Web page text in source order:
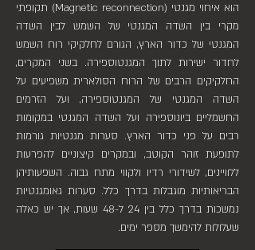
הוא איחוי מגנטי (Magnetic reconnection) תקופתי
מקרי בין השדה המגנטי של השמש לבין השדה
המגנטי של כדור הארץ, הגורם לחלקיקי רוח השמש
לחדור ישירות לתוך המגנטוספירה. בשני המקרים,
החלקיקים הרבים של הרוח הסולארית משפיעים על
השדה המגנטי של המגנטוספירה, ועל הזרמים
החשמליים ביונוספירה ועל השדה המגנטי במקומות
רבים על פני כדור הארץ. סערות מגנטיות גורמות
לתופעת זוהר הקוטב, ובמקרים קיצוניים להפרעות
ללוויינים, לשידורי רדיו ולקווי מתח גבוה. השפעותיהן
הבריאותיות מוגבלות בדרך כלל. סערות גאומגנטיות
נמשכות בדרך כלל בין 24 ל-48 שעות, אך יש כאלה
שעלולות להימשך מספר ימים.